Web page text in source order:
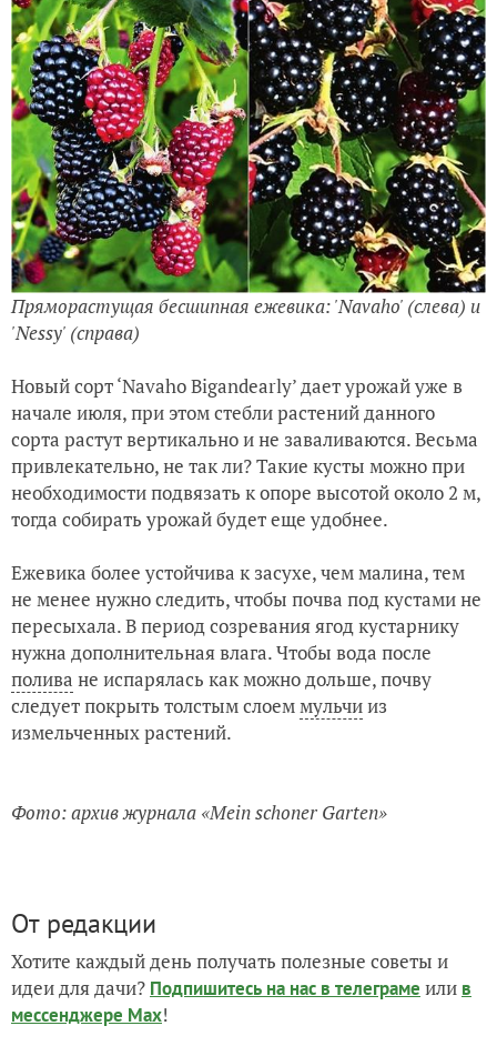
Пряморастущая бесшипная ежевика: 'Navaho' (слева) и
'Nessy' (справа)
Новый сорт ‘Navaho Bigandearly’ дает урожай уже в
начале июля, при этом стебли растений данного
сорта растут вертикально и не заваливаются. Весьма
привлекательно, не так ли? Такие кусты можно при
необходимости подвязать к опоре высотой около 2 м,
тогда собирать урожай будет еще удобнее.
Ежевика более устойчива к засухе, чем малина, тем
не менее нужно следить, чтобы почва под кустами не
пересыхала. В период созревания ягод кустарнику
нужна дополнительная влага. Чтобы вода после
полива не испарялась как можно дольше, почву
следует покрыть толстым слоеммульчииз
измельченных растений.
Фото: архив журнала «Mein schoner Garten»
От редакции
Хотите каждый день получать полезные советы и
идеи для дачи? Подпишитесь на нас в телеграме или в
мессенджере Max!